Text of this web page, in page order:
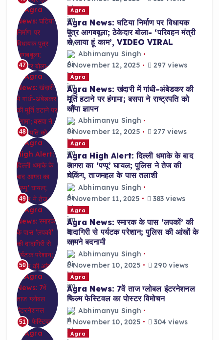
47
Agra
Agra News: घटिया निर्माण पर विधायक
पुत्र आगबबूला; ठेकेदार बोला- ‘परिवहन मंत्री
से लाया हूं काम’, VIDEO VIRAL
Abhimanyu Singh
November 12, 2025
297 views
48
Agra
Agra News: खंदारी में गांधी-अंबेडकर की
मूर्ति हटाने पर हंगामा; बसपा ने राष्ट्रपति को
सौंपा ज्ञापन
Abhimanyu Singh
November 12, 2025
277 views
49
Agra
Agra High Alert: दिल्ली धमाके के बाद
आगरा का ‘पप्पू’ घायल; पुलिस ने तेज की
चेकिंग, ताजमहल के पास तलाशी
Abhimanyu Singh
November 11, 2025
383 views
50
Agra
Agra News: स्मारक के पास ‘लपकों’ की
दादागिरी से पर्यटक परेशान; पुलिस की आंखों के
सामने बदनामी
Abhimanyu Singh
November 10, 2025
290 views
51
Agra
Agra News: 7वें ताज ग्लोबल इंटरनेशनल
फिल्म फेस्टिवल का पोस्टर विमोचन
Abhimanyu Singh
November 10, 2025
304 views
Agra